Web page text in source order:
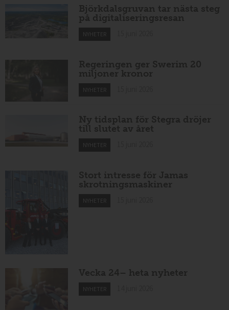
Björkdalsgruvan tar nästa steg
på digitaliseringsresan
NYHETER
Regeringen ger Swerim 20
miljoner kronor
NYHETER
Ny tidsplan för Stegra dröjer
till slutet av året
NYHETER
Stort intresse för Jamas
skrotningsmaskiner
NYHETER
Vecka 24– heta nyheter
NYHETER